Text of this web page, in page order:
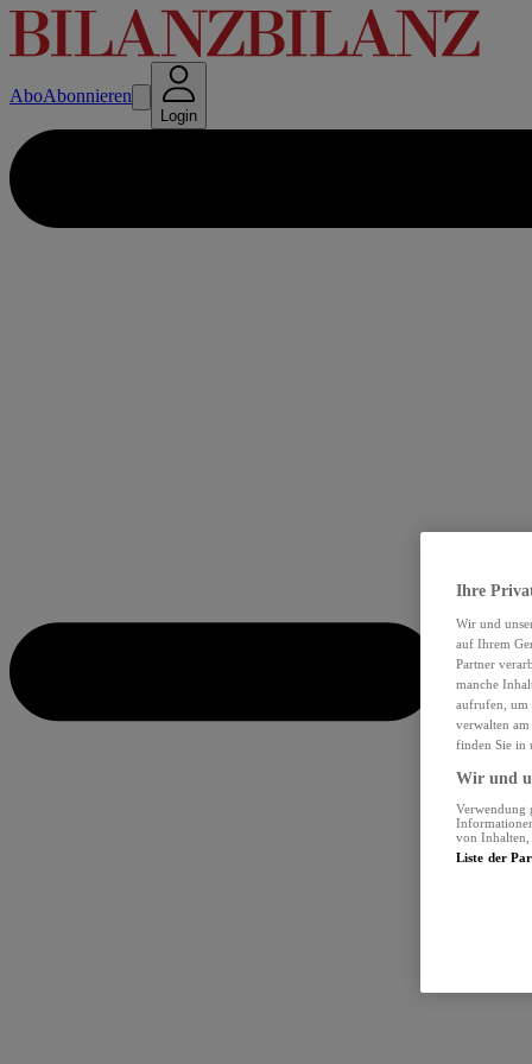
AboAbonnieren
Login
Ihre
Wir und
auf Ihrem
Partner
manche
aufrufen, um
verwalten
finden Sie in
Wir und
Verwendung
von Inhalten,
Liste der